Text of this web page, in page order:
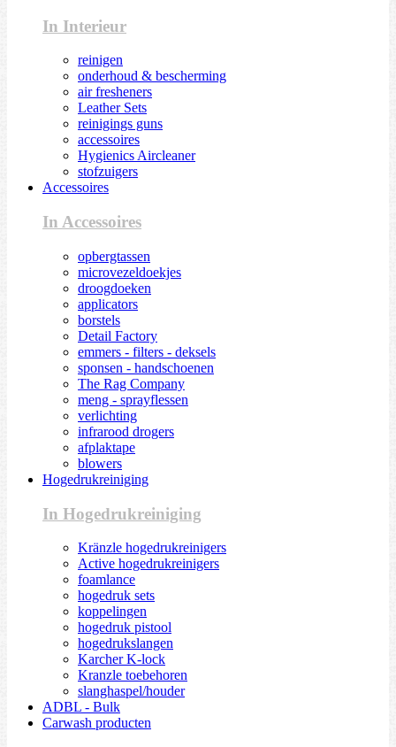
In Interieur
reinigen
onderhoud & bescherming
air fresheners
Leather Sets
reinigings guns
accessoires
Hygienics Aircleaner
stofzuigers
Accessoires
In Accessoires
opbergtassen
microvezeldoekjes
droogdoeken
applicators
borstels
Detail Factory
emmers - filters - deksels
sponsen - handschoenen
The Rag Company
meng - sprayflessen
verlichting
infrarood drogers
afplaktape
blowers
Hogedrukreiniging
In Hogedrukreiniging
Kränzle hogedrukreinigers
Active hogedrukreinigers
foamlance
hogedruk sets
koppelingen
hogedruk pistool
hogedrukslangen
Karcher K-lock
Kranzle toebehoren
slanghaspel/houder
ADBL - Bulk
Carwash producten